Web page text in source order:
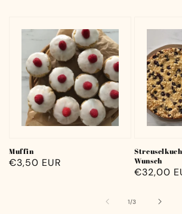
Muffin
Normaler
€3,50 EUR
Wunsch
Normaler
€32,00
1/
von
3